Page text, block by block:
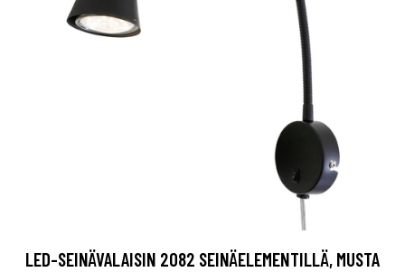
LED-SEINÄVALAISIN 2082 SEINÄELEMENTILLÄ, MUSTA